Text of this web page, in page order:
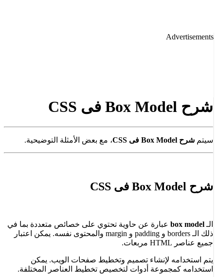
Advertisements
شرح Box Model فى CSS
سيتم شرح Box Model فى CSS ، مع بعض الأمثلة التوضيحية.
شرح Box Model فى CSS
الـ box model عبارة عن حاوية تحتوي على خصائص متعددة بما في
ذلك الـ borders و padding و margin والمحتوى نفسه. يمكن اعتبار
جميع عناصر HTML مربعات.
يتم استخدامه لإنشاء تصميم وتخطيط صفحات الويب. يمكن
استخدامه كمجموعة أدوات لتخصيص تخطيط العناصر المختلفة.